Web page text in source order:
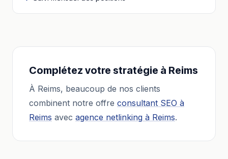
Complétez votre stratégie à Reims
À Reims, beaucoup de nos clients
combinent notre offre consultant SEO à
Reims avec agence netlinking à Reims.